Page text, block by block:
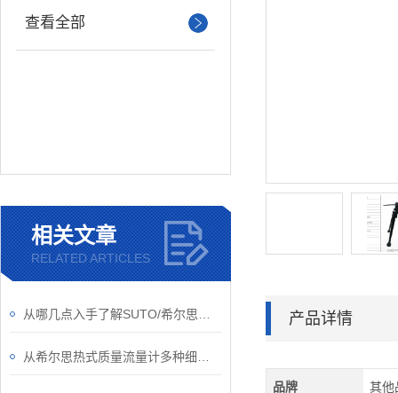
查看全部
相关文章
RELATED ARTICLES
产品详情
品牌 其他